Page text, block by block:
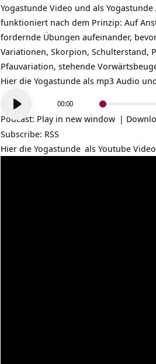
Yogastunde Video und als
funktioniert nach dem Prinzip: Auf
fordernde Übungen aufeinander,
Variationen, Skorpion, Schulterstand,
Pfauvariation, stehende
Hier die Yogastunde als mp3 Audio
Player
00:00
Podcast: Play in new window |
Subscribe: RSS
Hier die Yogastunde als Youtube